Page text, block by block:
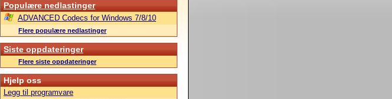
Populære nedlastinger
ADVANCED Codecs for Windows 7/8/10
Flere populære nedlastinger
Siste oppdateringer
Flere siste oppdateringer
Hjelp oss
Legg til programvare